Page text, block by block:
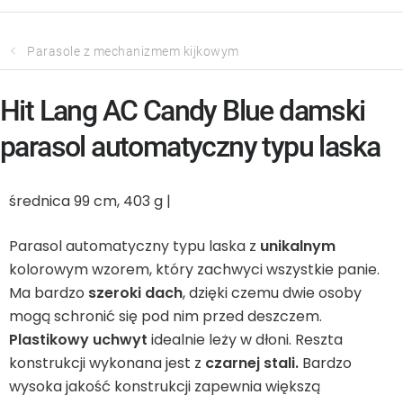
Poduszki i poduszki siedziskowe
Stóły
Leżaki
Akcesoria
Parasole
Parasole z mechanizmem kijkowym
średnica 99 cm, 403 g |
Parasol automatyczny typu laska z unikalnym
kolorowym wzorem, który zachwyci wszystkie panie.
Ma bardzo szeroki dach, dzięki czemu dwie osoby
mogą schronić się pod nim przed deszczem.
Plastikowy uchwyt idealnie leży w dłoni. Reszta
konstrukcji wykonana jest z czarnej stali. Bardzo
wysoka jakość konstrukcji zapewnia większą
Hit Lang AC Candy Blue damski
parasol automatyczny typu laska